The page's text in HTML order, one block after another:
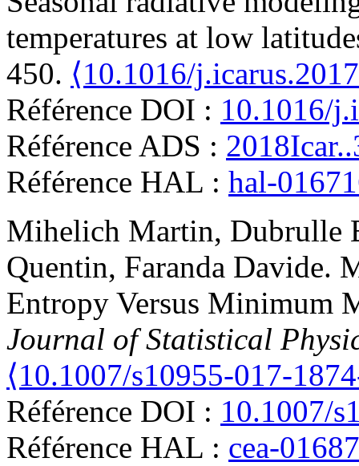
temperatures at low
450. ⟨10.1016/
Référence DOI : 10.1016/
Référence ADS :
Référence HAL : hal-
Mihelich Martin, Dubrulle
Quentin, Faranda Davide.
Entropy Versus Minimum
Journal of Statistical
⟨10.1007/s10955-017-
Référence DOI : 10.1007/
Référence HAL : cea-